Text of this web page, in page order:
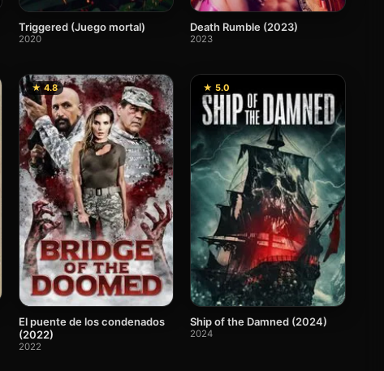
Triggered (Juego mortal)
2020
Death Rumble (2023)
2023
★ 4.8
El puente de los condenados
(2022)
2022
★ 5.0
Ship of the Damned (2024)
2024